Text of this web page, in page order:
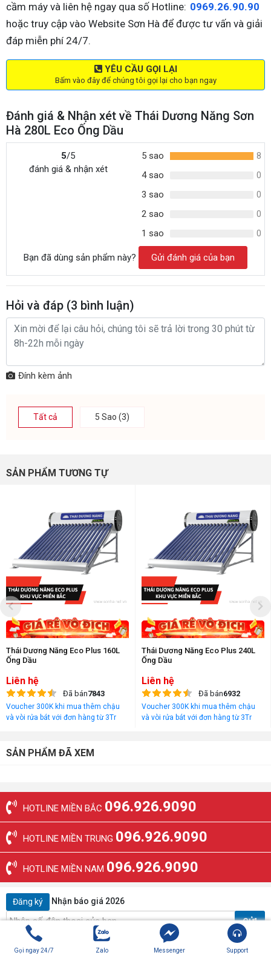
cầm máy và liên hệ ngay qua số Hotline: 0969.26.90.90
hoặc truy cập vào Website Sơn Hà để được tư vấn và giải
đáp miễn phí 24/7.
YÊU CẦU GỌI LẠI
Bấm vào đây để chúng tôi gọi lại cho bạn ngay
Đánh giá & Nhận xét về Thái Dương Năng Sơn
Hà 280L Eco Ống Dầu
5/5
đánh giá & nhận xét
5 sao
8
4 sao
0
3 sao
0
2 sao
0
1 sao
0
Bạn đã dùng sản phẩm này? Gửi đánh giá của bạn
Hỏi và đáp (3 bình luận)
Đính kèm ảnh
Tất cả 5 Sao (3)
SẢN PHẨM TƯƠNG TỰ
Thái Dương Năng Eco Plus 160L
Ống Dầu
Liên hệ
Đã bán7843
Voucher 300K khi mua thêm chậu
và vòi rửa bát với đơn hàng từ 3Tr
Thái Dương Năng Eco Plus 240L
Ống Dầu
Liên hệ
Đã bán6932
Voucher 300K khi mua thêm chậu
và vòi rửa bát với đơn hàng từ 3Tr
SẢN PHẨM ĐÃ XEM
HOTLINE MIỀN BẮC 096.926.9090
HOTLINE MIỀN TRUNG 096.926.9090
HOTLINE MIỀN NAM 096.926.9090
Đăng ký Nhận báo giá 2026
GỬI
Thông tin Sơn Hà
Gọi ngay 24/7 Zalo Messenger Support